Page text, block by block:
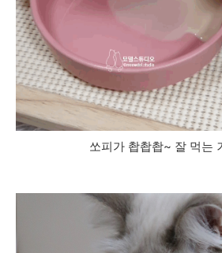
쏘피가 촵촵촵~ 잘 먹는